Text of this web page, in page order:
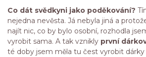
Co dát svědkyni jako poděkování?
nejedna nevěsta. Já nebyla jiná a
najít nic, co by bylo osobní, rozhodla
vyrobit sama. A tak vznikly první
té doby jsem měla tu čest vyrobit